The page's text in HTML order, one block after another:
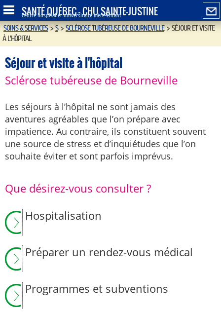
SANTÉ QUÉBEC - CHU SAINTE-JUSTINE
Centre hospitalier universitaire mère-enfant
SOINS & SERVICES>S>SCLÉROSE TUBÉREUSE DE BOURNEVILLE>SÉJOUR ET VISITE
À L'HÔPITAL
Séjour et visite à l'hôpital
Sclérose tubéreuse de Bourneville
Les séjours à l’hôpital ne sont jamais des
aventures agréables que l’on prépare avec
impatience. Au contraire, ils constituent souvent
une source de stress et d’inquiétudes que l’on
souhaite éviter et sont parfois imprévus.
Que désirez-vous consulter ?
Hospitalisation
Préparer un rendez-vous médical
Programmes et subventions